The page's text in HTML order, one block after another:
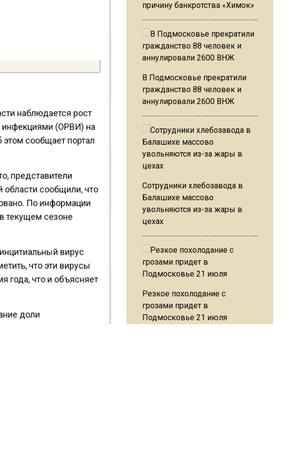
наблюдается рост
инфекциями (ОРВИ) на
сообщает портал
представители
области сообщили, что
По информации
текущем сезоне
вирус
что эти вирусы
года, что и объясняет
доли
причину банкротства «Химок»
В Подмосковье прекратили
гражданство 88 человек и
аннулировали 2600 ВНЖ
Сотрудники хлебозавода в
Балашихе массово
увольняются из-за жары в
цехах
Резкое похолодание с
грозами придет в
Подмосковье 21 июля